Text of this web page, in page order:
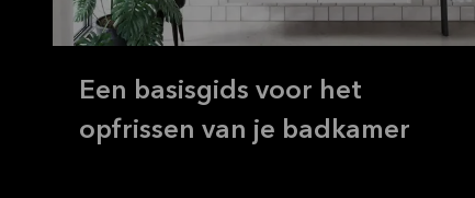
Een basisgids voor het
opfrissen van je badkamer